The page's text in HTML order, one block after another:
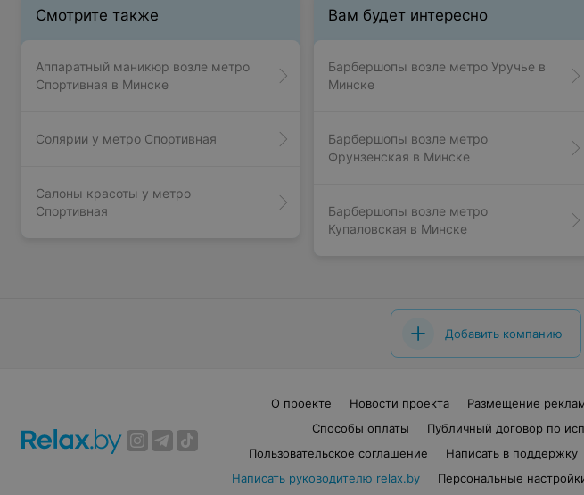
Смотрите также
Аппаратный маникюр возле метро
Спортивная в Минске
Солярии у метро Спортивная
Салоны красоты у метро
Спортивная
Вам будет интересно
Барбершопы возле метро Уручье в
Минске
Барбершопы возле метро
Фрунзенская в Минске
Барбершопы возле метро
Купаловская в Минске
Добавить компанию
О проекте Новости проекта Размещение
Способы оплаты
Публичный договор по
Пользовательское соглашение
Написать в поддержку
Написать руководителю relax.by
Персональные